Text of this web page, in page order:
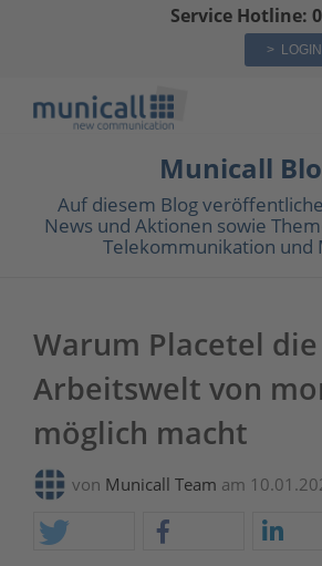
Service Hotline:
>
Municall
Auf diesem Blog
News und Aktionen sowie
Telekommunikation und
Warum Placetel die
Arbeitswelt von
möglich macht
von Municall Team am